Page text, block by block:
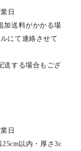
日
加送料がかかる場
にて連絡させて
送する場合もござ
日
25cm以内・厚さ3c